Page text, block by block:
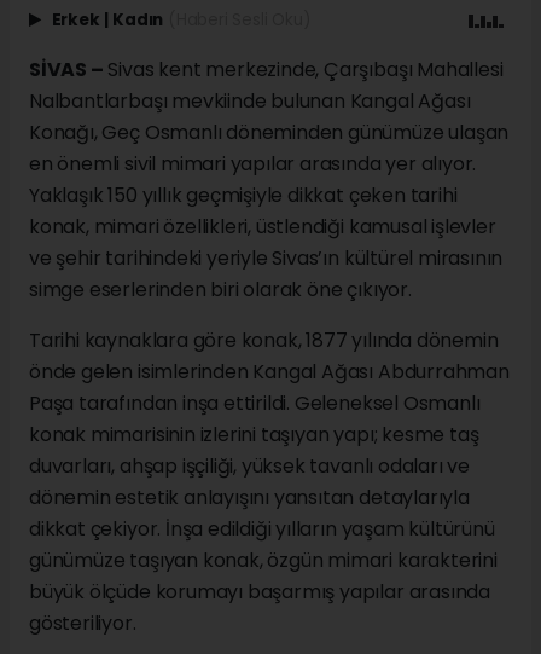
Erkek Kadın
SİVAS – Sivas kent merkezinde, Çarşıbaşı Mahallesi
Nalbantlarbaşı mevkiinde bulunan Kangal Ağası
Konağı, Geç Osmanlı döneminden günümüze ulaşan
en önemli sivil mimari yapılar arasında yer alıyor.
Yaklaşık 150 yıllık geçmişiyle dikkat çeken tarihi
konak, mimari özellikleri, üstlendiği kamusal işlevler
ve şehir tarihindeki yeriyle Sivas’ın kültürel mirasının
simge eserlerinden biri olarak öne çıkıyor.
Tarihi kaynaklara göre konak, 1877 yılında dönemin
önde gelen isimlerinden Kangal Ağası Abdurrahman
Paşa tarafından inşa ettirildi. Geleneksel Osmanlı
konak mimarisinin izlerini taşıyan yapı; kesme taş
duvarları, ahşap işçiliği, yüksek tavanlı odaları ve
dönemin estetik anlayışını yansıtan detaylarıyla
dikkat çekiyor. İnşa edildiği yılların yaşam kültürünü
günümüze taşıyan konak, özgün mimari karakterini
büyük ölçüde korumayı başarmış yapılar arasında
gösteriliyor.